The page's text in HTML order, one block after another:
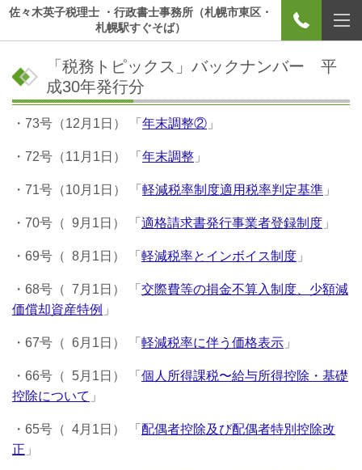
佐々木英子税理士 ・行政書士事務所（札幌市東区・
札幌駅すぐそば）
「税務トピックス」バックナンバー 平
成30年発行分
・73号（12月1日） 「 年末調整② 」
・72号（11月1日） 「 年末調整 」
・71号（10月1日） 「 軽減税率制度適用税率判定基準 」
・70号（ 9月1日） 「 適格請求書発行事業者登録制度 」
・69号（ 8月1日） 「 軽減税率とインボイス制度 」
・68号（ 7月1日） 「 交際費等の損金不算入制度、少額減
価償却資産特例 」
・67号（ 6月1日） 「 軽減税率に伴う価格表示 」
・66号（ 5月1日） 「 個人所得課税〜給与所得控除・基礎
控除について 」
・65号（ 4月1日） 「 配偶者控除及び配偶者特別控除改
正 」